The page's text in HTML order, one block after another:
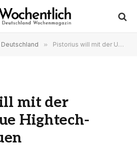
Deutschland » Pistorius will mit der Ukraine neue Hightech-Waffen bauen
mit der
Hightech-